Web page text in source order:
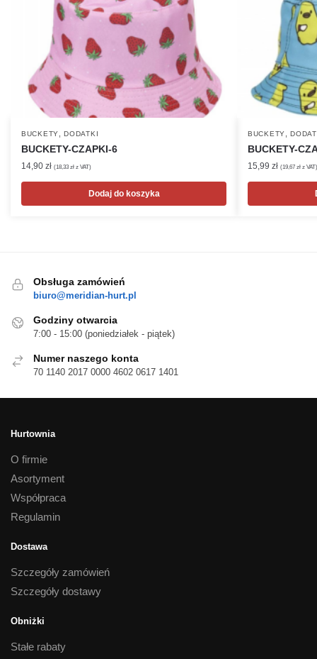
BUCKETY,DODATKI
BUCKETY-CZAPKI-6
14,90 zł (18,33 zł z VAT)
Dodaj do koszyka
BUCKETY,
BUCKETY-
15,99 zł (19,67 zł z VAT)
Obsługa zamówień
biuro@meridian-hurt.pl
Godziny otwarcia
7:00 - 15:00 (poniedziałek - piątek)
Numer naszego konta
70 1140 2017 0000 4602 0617 1401
Hurtownia
O firmie
Asortyment
Współpraca
Regulamin
Dostawa
Szczegóły zamówień
Szczegóły dostawy
Obniżki
Stałe rabaty